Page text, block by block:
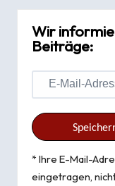
Wir
Beiträge:
* Ihre E-Mail-
eingetragen,